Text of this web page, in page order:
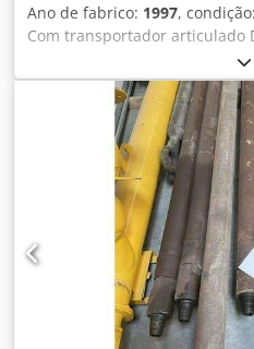
Ano de fabrico: 1997, condição:
Com transportador articulado
velocidade máx. de condução
14.00 R24 A, 2x braço de
potência a diesel Deutz BF4M
perfuração BMH 6414,
perfuração: 4321mm,
4020mm, plataforma de carga
de ar/água, permutador de
Swellex, sem martelos de
Tsck